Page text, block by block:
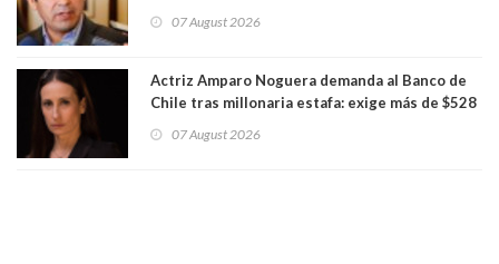
07 August 2026
Actriz Amparo Noguera demanda al Banco de
Chile tras millonaria estafa: exige más de $528
07 August 2026